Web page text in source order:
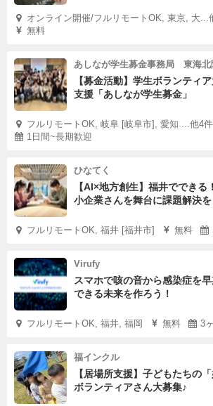
オンライン開催/フルリモートOK, 東京, 大...
無料
あしなが学生募金事務局 東海北
【募金活動】学生ボランティ
支援「あしなが学生募金」
フルリモートOK, 岐阜 [岐阜市], 愛知 ...他4件
1日間~長期歓迎
ひなてく
【AI×地方創生】福井でできる
小企業さんを舞台に課題解決を
フルリモートOK, 福井 [福井市] 無料
Virufy
スマホで咳の音から感染症を
できる未来を作ろう！
フルリモートOK, 福井, 福岡 無料 3
福インクル
【居場所支援】子どもたちの
ボランティアさん大募集♪